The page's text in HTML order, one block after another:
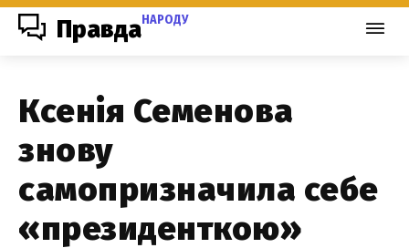
ПравдаНАРОДУ
Ксенія Семенова
знову
самопризначила себе
«президенткою»